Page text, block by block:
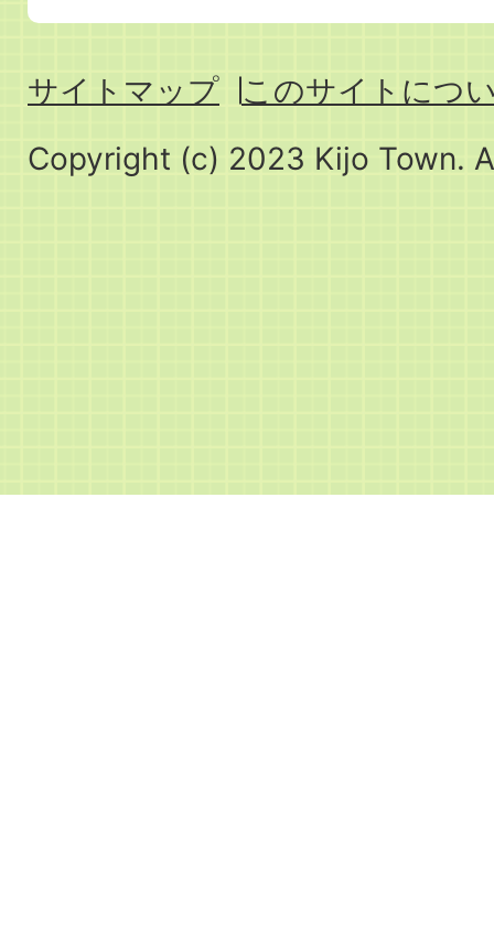
サイトマップ
このサイトにつ
Copyright (c) 2023 Kijo Town.